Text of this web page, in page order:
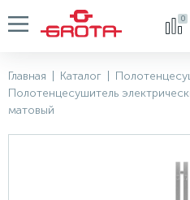
0
Главная Каталог
Полотенцесушитель
матовый